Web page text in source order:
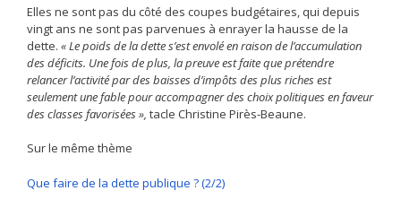
Elles ne sont pas du côté des coupes budgétaires, qui depuis
vingt ans ne sont pas parvenues à enrayer la hausse de la
dette. « Le poids de la dette s’est envolé en raison de l’accumulation
des déficits. Une fois de plus, la preuve est faite que prétendre
relancer l’activité par des baisses d’impôts des plus riches est
seulement une fable pour accompagner des choix politiques en faveur
des classes favorisées », tacle Christine Pirès-Beaune.
Sur le même thème
Que faire de la dette publique ? (2/2)